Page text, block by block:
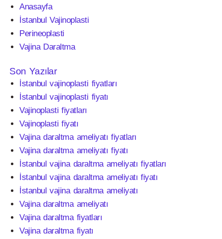
Anasayfa
İstanbul Vajinoplasti
Perineoplasti
Vajina Daraltma
Son Yazılar
İstanbul vajinoplasti fiyatları
İstanbul vajinoplasti fiyatı
Vajinoplasti fiyatları
Vajinoplasti fiyatı
Vajina daraltma ameliyatı fiyatları
Vajina daraltma ameliyatı fiyatı
İstanbul vajina daraltma ameliyatı fiyatları
İstanbul vajina daraltma ameliyatı fiyatı
İstanbul vajina daraltma ameliyatı
Vajina daraltma ameliyatı
Vajina daraltma fiyatları
Vajina daraltma fiyatı